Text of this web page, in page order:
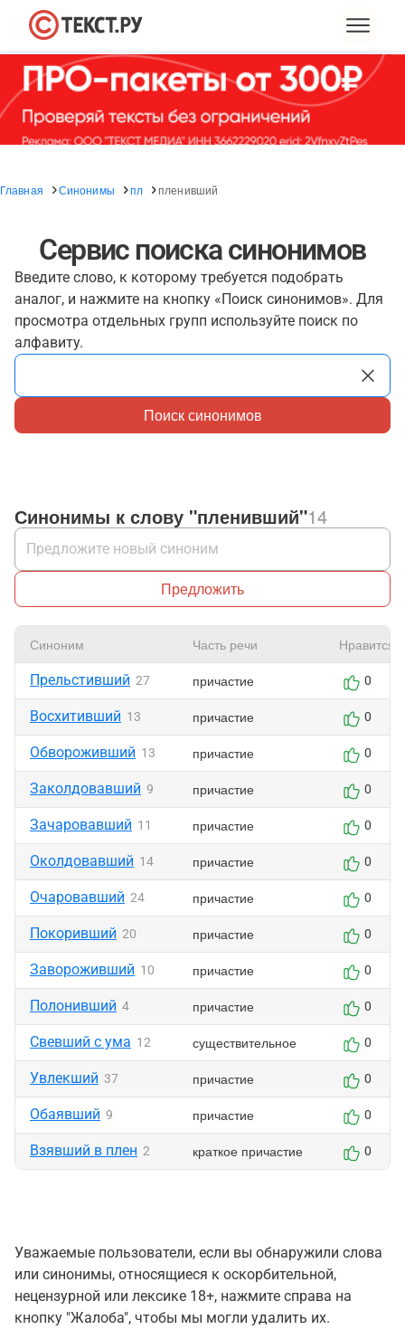
Главная Синонимы пл пленивший
Сервис поиска синонимов
Введите слово, к которому требуется подобрать
аналог, и нажмите на кнопку «Поиск синонимов». Для
просмотра отдельных групп используйте поиск по
алфавиту.
Поиск синонимов
Синонимы к слову "пленивший"14
Предложить
Синоним Часть речи Нравится
Прельстивший 27 причастие 0
Восхитивший 13 причастие 0
Обвороживший 13 причастие 0
Заколдовавший 9 причастие 0
Зачаровавший 11 причастие 0
Околдовавший 14 причастие 0
Очаровавший 24 причастие 0
Покоривший 20 причастие 0
Завороживший 10 причастие 0
Полонивший 4 причастие 0
Свевший с ума 12 существительное 0
Увлекший 37 причастие 0
Обаявший 9 причастие 0
Взявший в плен 2 краткое причастие 0
Уважаемые пользователи, если вы обнаружили слова
или синонимы, относящиеся к оскорбительной,
нецензурной или лексике 18+, нажмите справа на
кнопку "Жалоба", чтобы мы могли удалить их.